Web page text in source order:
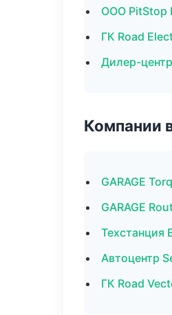
ООО PitStop
ГК Road
Дилер-
Компании
GARAGE
GARAGE
Техстанция
Автоцентр
ГК Road